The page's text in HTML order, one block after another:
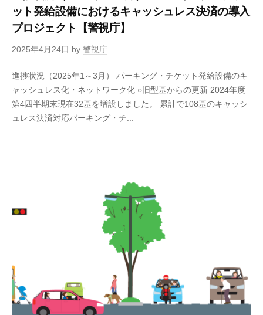
ット発給設備におけるキャッシュレス決済の導入
プロジェクト【警視庁】
2025年4月24日 by 警視庁
進捗状況（2025年1～3月） パーキング・チケット発給設備のキ
ャッシュレス化・ネットワーク化 ○旧型基からの更新 2024年度
第4四半期末現在32基を増設しました。 累計で108基のキャッシ
ュレス決済対応パーキング・チ...